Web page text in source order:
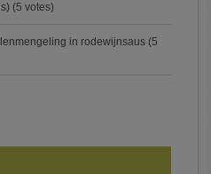
(5 votes)
in rodewijnsaus (5